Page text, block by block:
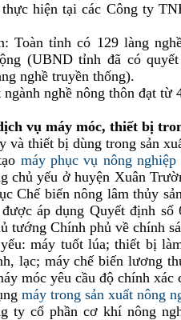
hiện tại các Công ty
Toàn tỉnh có 129 làng
(UBND tỉnh đã có
nghề truyền thống).
nghề nông thôn đạt từ
vụ máy móc, thiết bị
và thiết bị dùng trong sản
máy phục vụ nông nghiệp
chủ yếu ở huyện Xuân
Chế biến nông lâm thủy
áp dụng Quyết định
tướng Chính phủ về chính
máy tuốt lúa; thiết bị
lạc; máy chế biến lương
móc yêu cầu độ chính xác
máy trong sản xuất nông
ty cổ phần cơ khí nông